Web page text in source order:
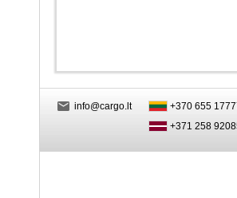
info@cargo.lt
+370 655
+371 258